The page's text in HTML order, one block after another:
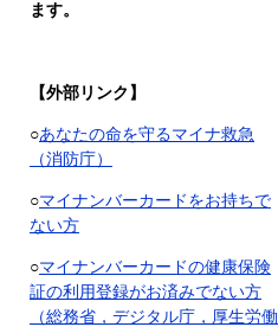
ます。
【外部リンク】
○あなたの命を守るマイナ救急
（消防庁）
○マイナンバーカードをお持ちで
ない方
○マイナンバーカードの健康保険
証の利用登録がお済みでない方
（総務省，デジタル庁，厚生労働